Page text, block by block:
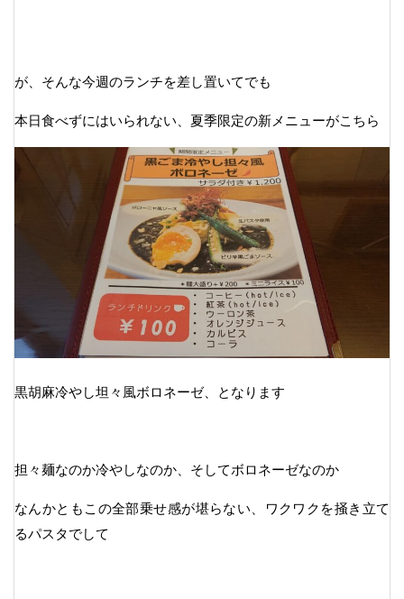
が、そんな今週のランチを差し置いてでも
本日食べずにはいられない、夏季限定の新メニューがこちら
黒胡麻冷やし坦々風ボロネーゼ、となります
担々麺なのか冷やしなのか、そしてボロネーゼなのか
なんかともこの全部乗せ感が堪らない、ワクワクを掻き立て
るパスタでして